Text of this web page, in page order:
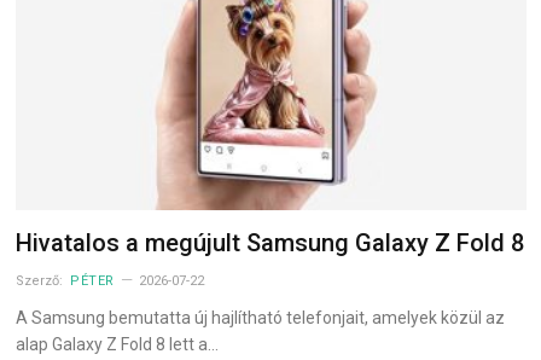
Hivatalos a megújult Samsung Galaxy Z Fold 8
Szerző: PÉTER 2026-07-22
A Samsung bemutatta új hajlítható telefonjait, amelyek közül az
alap Galaxy Z Fold 8 lett a…